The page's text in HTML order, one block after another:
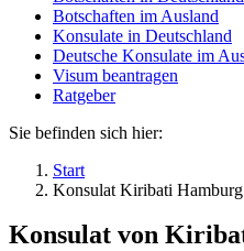
Startseite
Botschaften in Deutschland
Botschaften im Ausland
Konsulate in Deutschland
Deutsche Konsulate im
Visum beantragen
Ratgeber
Botschaften im Ausland
Konsulate in Deutschland
Deutsche Konsulate im
Visum beantragen
Ratgeber
Sie befinden sich hier:
Start
Konsulat Kiribati Hamburg
Konsulat von